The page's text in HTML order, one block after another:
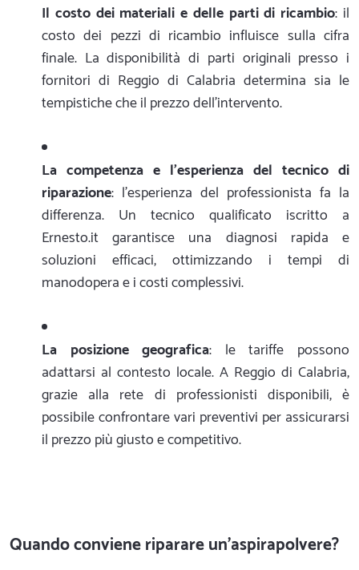
Il costo dei materiali e delle parti di ricambio: il
costo dei pezzi di ricambio influisce sulla cifra
finale. La disponibilità di parti originali presso i
fornitori di Reggio di Calabria determina sia le
tempistiche che il prezzo dell'intervento.
La competenza e l'esperienza del tecnico di
riparazione: l'esperienza del professionista fa la
differenza. Un tecnico qualificato iscritto a
Ernesto.it garantisce una diagnosi rapida e
soluzioni efficaci, ottimizzando i tempi di
manodopera e i costi complessivi.
La posizione geografica: le tariffe possono
adattarsi al contesto locale. A Reggio di Calabria,
grazie alla rete di professionisti disponibili, è
possibile confrontare vari preventivi per assicurarsi
il prezzo più giusto e competitivo.
Quando conviene riparare un'aspirapolvere?